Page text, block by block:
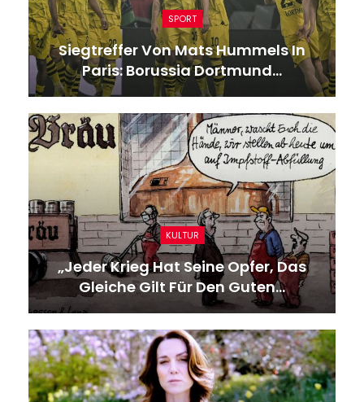
SPORT
Siegtreffer Von Mats Hummels In
Paris: Borussia Dortmund…
KULTUR
„Jeder Krieg Hat Seine Opfer, Das
Gleiche Gilt Für Den Guten…